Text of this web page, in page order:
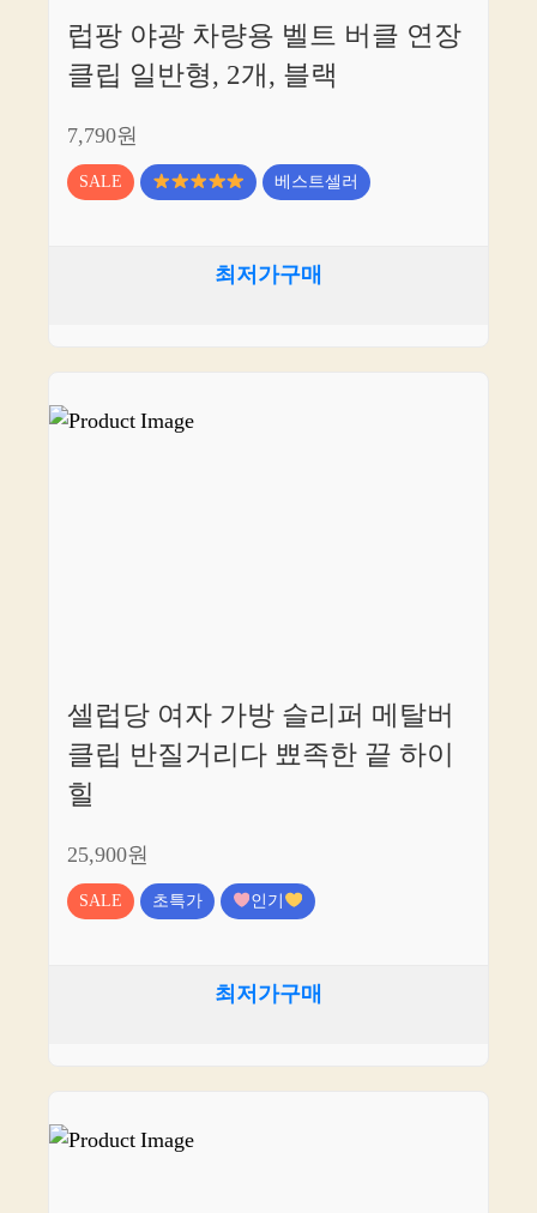
럽팡 야광 차량용 벨트 버클 연장
클립 일반형, 2개, 블랙
7,790원
SALE 베스트셀러
최저가구매
셀럽당 여자 가방 슬리퍼 메탈버
클립 반질거리다 뾰족한 끝 하이
힐
25,900원
SALE 초특가 인기
최저가구매